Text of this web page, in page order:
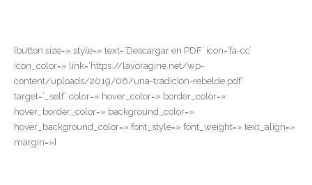
[button size=» style=» text=’Descargar en PDF’ icon=’fa-cc’
icon_color=» link=’https://lavoragine.net/wp-
content/uploads/2019/06/una-tradicion-rebelde.pdf’
target=’_self’ color=» hover_color=» border_color=»
hover_border_color=» background_color=»
hover_background_color=» font_style=» font_weight=» text_align=»
margin=»]